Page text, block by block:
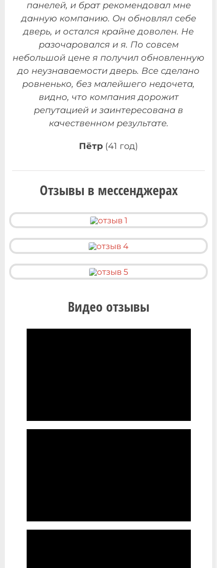
панелей, и брат рекомендовал мне
данную компанию. Он обновлял себе
дверь, и остался крайне доволен. Не
разочаровался и я. По совсем
небольшой цене я получил обновленную
до неузнаваемости дверь. Все сделано
ровненько, без малейшего недочета,
видно, что компания дорожит
репутацией и заинтересована в
качественном результате.
Пётр (41 год)
Отзывы в мессенджерах
Видео отзывы